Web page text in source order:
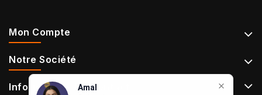
Amal
Mon Compte
Notre Société
Informations De Contact